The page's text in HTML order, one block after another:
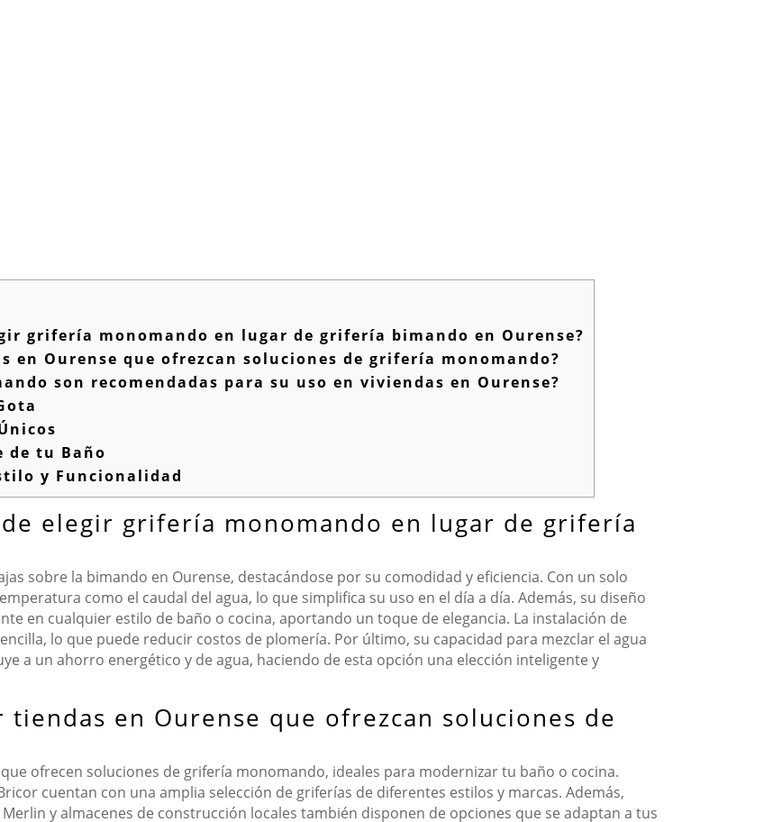
grifería monomando en lugar de grifería bimando en Ourense?
en Ourense que ofrezcan soluciones de grifería monomando?
son recomendadas para su uso en viviendas en Ourense?
de tu Baño
y Funcionalidad
de elegir grifería monomando en lugar de grifería
sobre la bimando en Ourense, destacándose por su comodidad y eficiencia. Con un solo
como el caudal del agua, lo que simplifica su uso en el día a día. Además, su diseño
en cualquier estilo de baño o cocina, aportando un toque de elegancia. La instalación de
lo que puede reducir costos de plomería. Por último, su capacidad para mezclar el agua
a un ahorro energético y de agua, haciendo de esta opción una elección inteligente y
en Ourense que ofrezcan soluciones de
ofrecen soluciones de grifería monomando, ideales para modernizar tu baño o cocina.
cuentan con una amplia selección de griferías de diferentes estilos y marcas. Además,
y almacenes de construcción locales también disponen de opciones que se adaptan a tus